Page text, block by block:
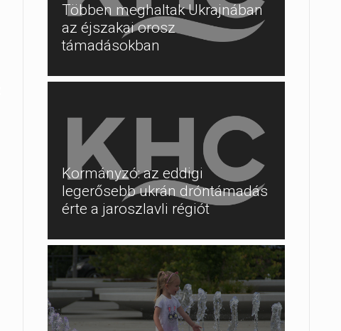
Többen meghaltak Ukrajnában
az éjszakai orosz
támadásokban
Kormányzó: az eddigi
legerősebb ukrán dróntámadás
érte a jaroszlavli régiót